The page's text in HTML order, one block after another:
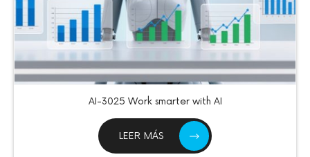
AI-3025 Work smarter with AI
LEER MÁS